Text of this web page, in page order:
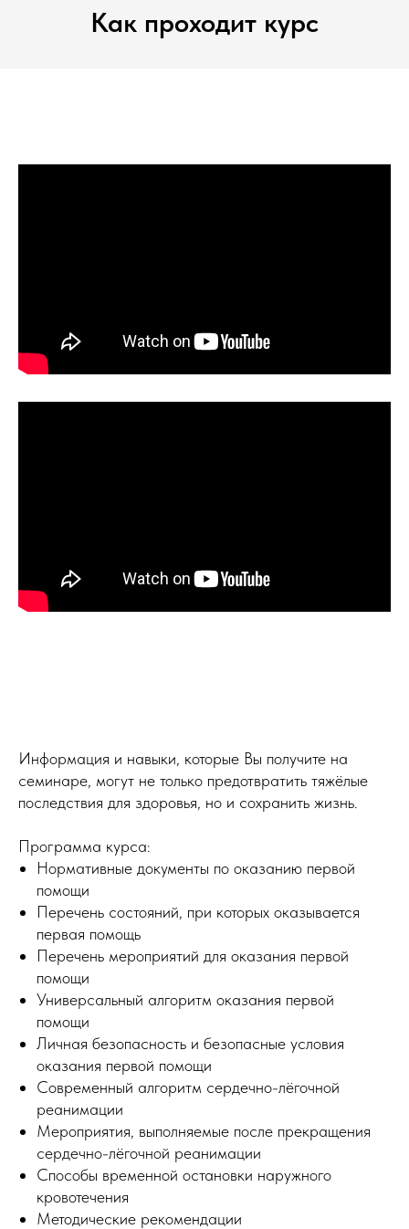
Как проходит курс
Информация и навыки, которые Вы получите на
семинаре, могут не только предотвратить тяжёлые
последствия для здоровья, но и сохранить жизнь.
Программа курса:
Нормативные документы по оказанию первой
помощи
Перечень состояний, при которых оказывается
первая помощь
Перечень мероприятий для оказания первой
помощи
Универсальный алгоритм оказания первой
помощи
Личная безопасность и безопасные условия
оказания первой помощи
Современный алгоритм сердечно-лёгочной
реанимации
Мероприятия, выполняемые после прекращения
сердечно-лёгочной реанимации
Способы временной остановки наружного
кровотечения
Методические рекомендации